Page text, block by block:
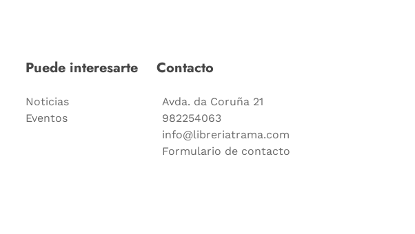
Puede interesarte
Noticias
Eventos
Contacto
Avda. da Coruña 21
982254063
info@libreriatrama.com
Formulario de contacto